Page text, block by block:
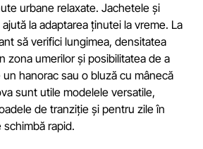
urbane relaxate. Jachetele și
la adaptarea ținutei la vreme. La
să verifici lungimea, densitatea
zona umerilor și posibilitatea de a
hanorac sau o bluză cu mânecă
sunt utile modelele versatile,
de tranziție și pentru zile în
rapid.